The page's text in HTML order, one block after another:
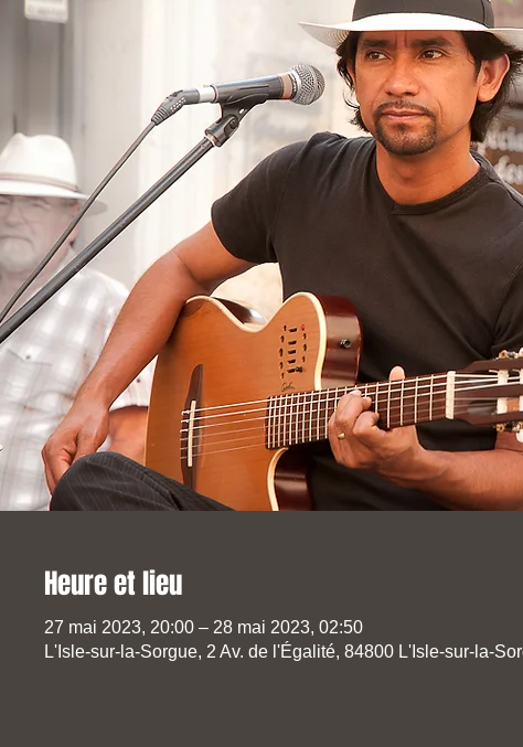
Heure et lieu
27 mai 2023, 20:00 – 28 mai 2023, 02:50
L'Isle-sur-la-Sorgue, 2 Av. de l'Égalité, 84800 L'Isle-sur-la-